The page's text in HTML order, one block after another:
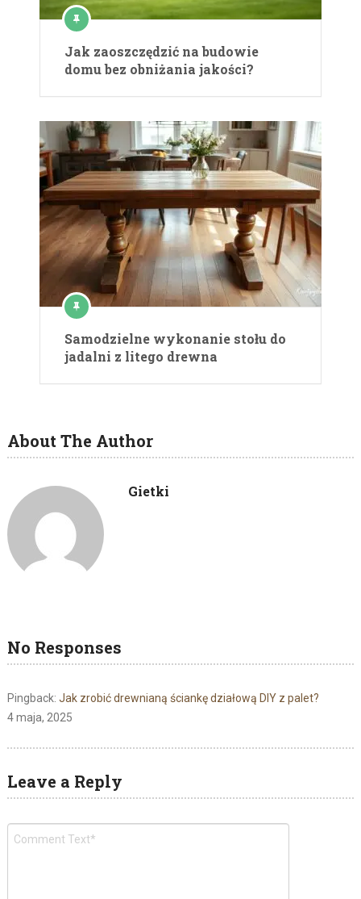
Jak zaoszczędzić na budowie
domu bez obniżania jakości?
Samodzielne wykonanie stołu do
jadalni z litego drewna
About The Author
Gietki
No Responses
Pingback: Jak zrobić drewnianą ściankę działową DIY z palet?
4 maja, 2025
Leave a Reply